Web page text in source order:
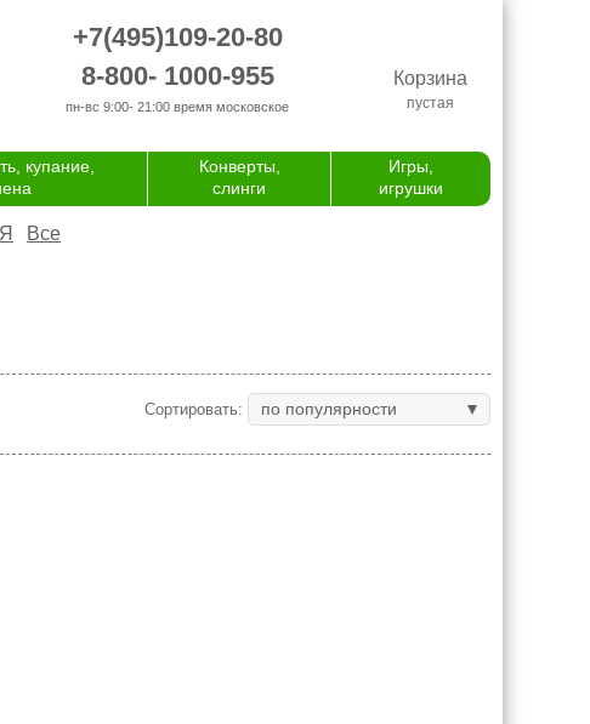
+7(495)109-20-80
8-800- 1000-955
пн-вс 9:00- 21:00 время московское
Корзина
пустая
купание,
Конверты,
слинги
Игры,
игрушки
Все
Сортировать: по популярности